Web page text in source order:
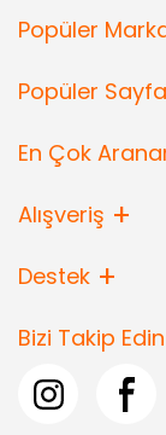
Popüler
Popüler
En Çok
Alışveriş
Destek
Bizi Takip Edin